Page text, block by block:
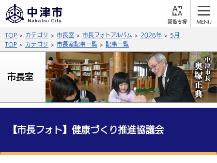
支
背景色
青 白
文字の大きさ
拡大 標準 縮小
公式SNS
X (Twitter) YouTube
サイト内検索
総合メニュー
TOP カテゴリ 市長室 市長フォトアルバム 2026年
5月
TOP
カテゴリ 市長室記事一覧 記事一覧
市長室
【市長フォト】健康づくり推進協議会